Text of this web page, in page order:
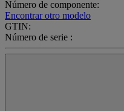
Número de componente:
Encontrar otro modelo
GTIN:
Número de serie :